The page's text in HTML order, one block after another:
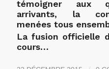
témoigner aux
arrivants, la
menées tous
La fusion officielle
cours…